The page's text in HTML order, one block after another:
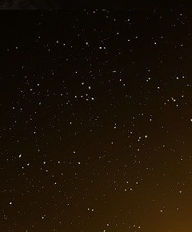
différents, avec un
Il n’est cependant
Corporation), une
privées et dont le
quatre milliards (un
produit national brut
d’être précisé :
Ce serait assez
de miles carrés, avec
En réalité, ce n’est
électronique du